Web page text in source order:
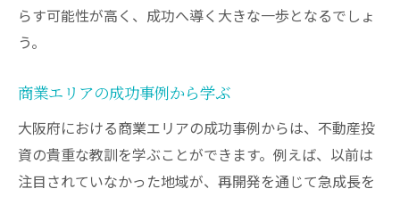
らす可能性が高く、成功へ導く大きな一歩となるでしょ
う。
商業エリアの成功事例から学ぶ
大阪府における商業エリアの成功事例からは、不動産投
資の貴重な教訓を学ぶことができます。例えば、以前は
注目されていなかった地域が、再開発を通じて急成長を